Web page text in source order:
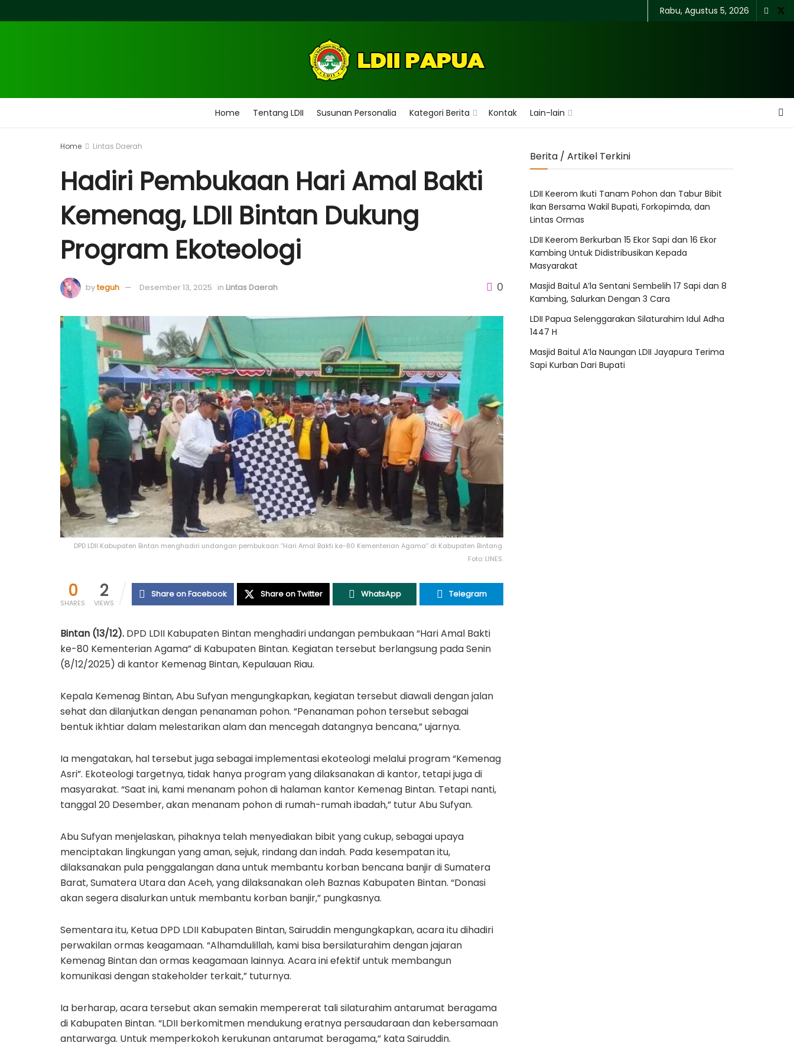
Rabu, Agustus 5, 2026
Home Tentang LDII Susunan Personalia Kategori Berita Kontak Lain-lain
Home Lintas Daerah
Hadiri Pembukaan Hari Amal Bakti
Kemenag, LDII Bintan Dukung
Program Ekoteologi
byteguh Desember 13, 2025 in Lintas Daerah 0
DPD LDII Kabupaten Bintan menghadiri undangan pembukaan “Hari Amal Bakti ke-80 Kementerian Agama” di Kabupaten Bintang.
Foto: LINES.
0
SHARES
2
VIEWS
Share on Facebook Share on Twitter WhatsApp Telegram
Bintan (13/12). DPD LDII Kabupaten Bintan menghadiri undangan pembukaan “Hari Amal Bakti
ke-80 Kementerian Agama” di Kabupaten Bintan. Kegiatan tersebut berlangsung pada Senin
(8/12/2025) di kantor Kemenag Bintan, Kepulauan Riau.
Kepala Kemenag Bintan, Abu Sufyan mengungkapkan, kegiatan tersebut diawali dengan jalan
sehat dan dilanjutkan dengan penanaman pohon. “Penanaman pohon tersebut sebagai
bentuk ikhtiar dalam melestarikan alam dan mencegah datangnya bencana,” ujarnya.
Ia mengatakan, hal tersebut juga sebagai implementasi ekoteologi melalui program “Kemenag
Asri”. Ekoteologi targetnya, tidak hanya program yang dilaksanakan di kantor, tetapi juga di
masyarakat. “Saat ini, kami menanam pohon di halaman kantor Kemenag Bintan. Tetapi nanti,
tanggal 20 Desember, akan menanam pohon di rumah-rumah ibadah,” tutur Abu Sufyan.
Abu Sufyan menjelaskan, pihaknya telah menyediakan bibit yang cukup, sebagai upaya
menciptakan lingkungan yang aman, sejuk, rindang dan indah. Pada kesempatan itu,
dilaksanakan pula penggalangan dana untuk membantu korban bencana banjir di Sumatera
Barat, Sumatera Utara dan Aceh, yang dilaksanakan oleh Baznas Kabupaten Bintan. “Donasi
akan segera disalurkan untuk membantu korban banjir,” pungkasnya.
Sementara itu, Ketua DPD LDII Kabupaten Bintan, Sairuddin mengungkapkan, acara itu dihadiri
perwakilan ormas keagamaan. “Alhamdulillah, kami bisa bersilaturahim dengan jajaran
Kemenag Bintan dan ormas keagamaan lainnya. Acara ini efektif untuk membangun
komunikasi dengan stakeholder terkait,” tuturnya.
Ia berharap, acara tersebut akan semakin mempererat tali silaturahim antarumat beragama
di Kabupaten Bintan. “LDII berkomitmen mendukung eratnya persaudaraan dan kebersamaan
antarwarga. Untuk memperkokoh kerukunan antarumat beragama,” kata Sairuddin.
Berita / Artikel Terkini
LDII Keerom Ikuti Tanam Pohon dan Tabur Bibit
Ikan Bersama Wakil Bupati, Forkopimda, dan
Lintas Ormas
LDII Keerom Berkurban 15 Ekor Sapi dan 16 Ekor
Kambing Untuk Didistribusikan Kepada
Masyarakat
Masjid Baitul A’la Sentani Sembelih 17 Sapi dan 8
Kambing, Salurkan Dengan 3 Cara
LDII Papua Selenggarakan Silaturahim Idul Adha
1447 H
Masjid Baitul A’la Naungan LDII Jayapura Terima
Sapi Kurban Dari Bupati